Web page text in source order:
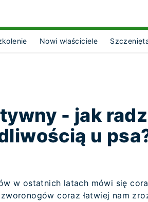
Object]
Nowi właściciele
- jak
u
w ostatnich latach mówi się
coraz łatwiej nam